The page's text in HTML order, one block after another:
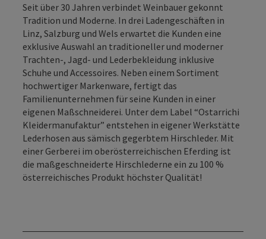
Seit über 30 Jahren verbindet Weinbauer gekonnt
Tradition und Moderne. In drei Ladengeschäften in
Linz, Salzburg und Wels erwartet die Kunden eine
exklusive Auswahl an traditioneller und moderner
Trachten-, Jagd- und Lederbekleidung inklusive
Schuhe und Accessoires. Neben einem Sortiment
hochwertiger Markenware, fertigt das
Familienunternehmen für seine Kunden in einer
eigenen Maßschneiderei. Unter dem Label “Ostarrichi
Kleidermanufaktur” entstehen in eigener Werkstätte
Lederhosen aus sämisch gegerbtem Hirschleder. Mit
einer Gerberei im oberösterreichischen Eferding ist
die maßgeschneiderte Hirschlederne ein zu 100 %
österreichisches Produkt höchster Qualität!